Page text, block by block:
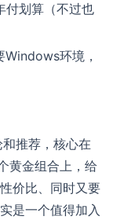
付划算（不过也
Windows环境，
推荐，核心在
黄金组合上，给
价比、同时又要
是一个值得加入